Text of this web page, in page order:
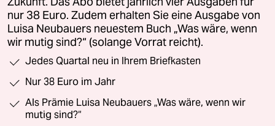
nur 38 Euro. Zudem erhalten Sie eine Ausgabe von
Luisa Neubauers neuestem Buch „Was wäre, wenn
wir mutig sind?“ (solange Vorrat reicht).
Jedes Quartal neu in Ihrem Briefkasten
Nur 38 Euro im Jahr
Als Prämie Luisa Neubauers „Was wäre, wenn wir
mutig sind?“